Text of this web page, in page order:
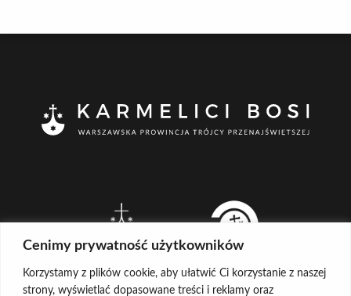
Cenimy prywatność użytkowników
Korzystamy z plików cookie, aby ułatwić Ci korzystanie z naszej
strony, wyświetlać dopasowane treści i reklamy oraz